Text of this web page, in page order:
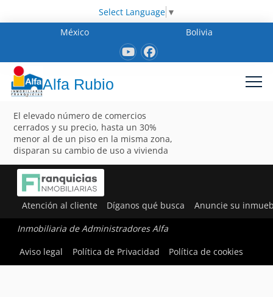
Select Language ▼
México
Bolivia
Alfa Rubio
El elevado número de comercios
cerrados y su precio, hasta un 30%
menor al de un piso en la misma zona,
disparan su cambio de uso a vivienda
Atención al cliente Díganos qué busca Anuncie su
Inmobiliaria de Administradores Alfa
Aviso legal
Política de Privacidad Política de cookies